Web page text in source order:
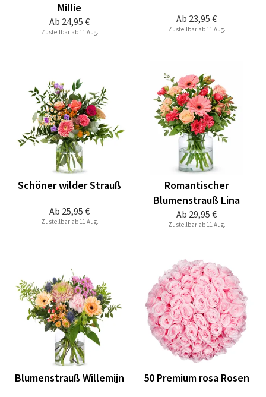
Ab 24,95 €
Millie
Zustellbar ab 11 Aug.
Ab 23,95 €
Zustellbar ab 11 Aug.
Ab 25,95 €
Schöner wilder Strauß
Zustellbar ab 11 Aug.
Ab 29,95 €
Romantischer
Blumenstrauß Lina
Zustellbar ab 11 Aug.
Blumenstrauß Willemijn 50 Premium rosa Rosen